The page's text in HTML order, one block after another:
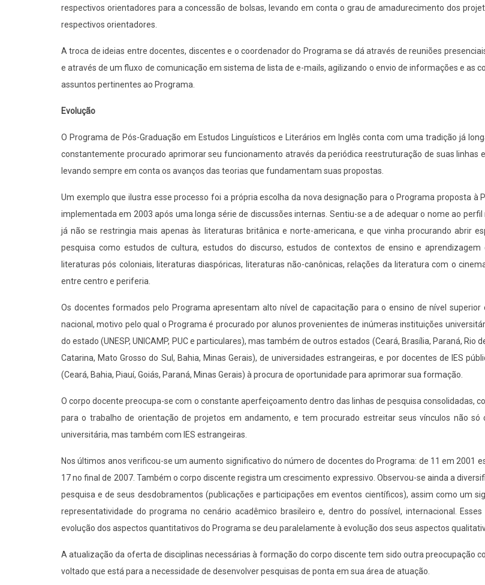
respectivos orientadores para a concessão de bolsas, levando em conta o grau de amadurecimento dos
respectivos orientadores.
A troca de ideias entre docentes, discentes e o coordenador do Programa se dá através de reuniões
e através de um fluxo de comunicação em sistema de lista de e-mails, agilizando o envio de informações e as
assuntos pertinentes ao Programa.
Evolução
O Programa de Pós-Graduação em Estudos Linguísticos e Literários em Inglês conta com uma tradição já
constantemente procurado aprimorar seu funcionamento através da periódica reestruturação de suas linhas
levando sempre em conta os avanços das teorias que fundamentam suas propostas.
Um exemplo que ilustra esse processo foi a própria escolha da nova designação para o Programa proposta à
implementada em 2003 após uma longa série de discussões internas. Sentiu-se a de adequar o nome ao perfil
já não se restringia mais apenas às literaturas britânica e norte-americana, e que vinha procurando abrir
pesquisa como estudos de cultura, estudos do discurso, estudos de contextos de ensino e aprendizagem
literaturas pós coloniais, literaturas diaspóricas, literaturas não-canônicas, relações da literatura com o
entre centro e periferia.
Os docentes formados pelo Programa apresentam alto nível de capacitação para o ensino de nível
nacional, motivo pelo qual o Programa é procurado por alunos provenientes de inúmeras instituições
do estado (UNESP, UNICAMP, PUC e particulares), mas também de outros estados (Ceará, Brasília, Paraná, Rio
Catarina, Mato Grosso do Sul, Bahia, Minas Gerais), de universidades estrangeiras, e por docentes de IES
(Ceará, Bahia, Piauí, Goiás, Paraná, Minas Gerais) à procura de oportunidade para aprimorar sua formação.
O corpo docente preocupa-se com o constante aperfeiçoamento dentro das linhas de pesquisa consolidadas,
para o trabalho de orientação de projetos em andamento, e tem procurado estreitar seus vínculos não só
universitária, mas também com IES estrangeiras.
Nos últimos anos verificou-se um aumento significativo do número de docentes do Programa: de 11 em 2001
17 no final de 2007. Também o corpo discente registra um crescimento expressivo. Observou-se ainda a
pesquisa e de seus desdobramentos (publicações e participações em eventos científicos), assim como um
representatividade do programa no cenário acadêmico brasileiro e, dentro do possível, internacional.
evolução dos aspectos quantitativos do Programa se deu paralelamente à evolução dos seus aspectos
A atualização da oferta de disciplinas necessárias à formação do corpo discente tem sido outra preocupação
voltado que está para a necessidade de desenvolver pesquisas de ponta em sua área de atuação.